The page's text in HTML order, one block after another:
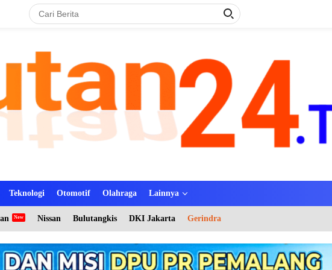
Teknologi Otomotif Olahraga Lainnya
Nissan Bulutangkis DKI Jakarta Gerindra